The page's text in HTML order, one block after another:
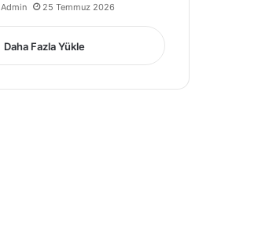
Admin 25 Temmuz 2026
Daha Fazla Yükle